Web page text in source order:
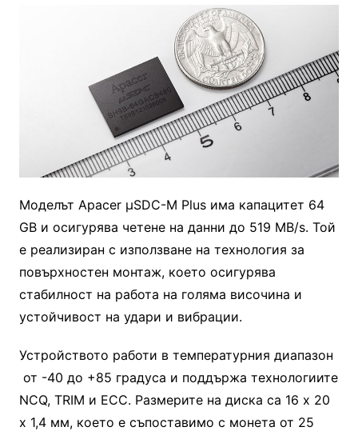
Моделът Apacer μSDC-M Plus има капацитет 64
GB и осигурява четене на данни до 519 МВ/s. Той
е реализиран с използване на технология за
повърхностен монтаж, което осигурява
стабилност на работа на голяма височина и
устойчивост на удари и вибрации.
Устройството работи в температурния диапазон
от -40 до +85 градуса и поддържа технологиите
NCQ, TRIM и ECC. Размерите на диска са 16 x 20
x 1,4 мм, което е съпоставимо с монета от 25